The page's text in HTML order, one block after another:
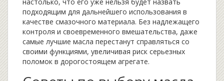
подходящим для дальнейшего использования в
качестве смазочного материала. Без надлежащего
контроля и своевременного вмешательства, даже
самые лучшие масла перестанут справляться со
своими функциями, увеличивая риск серьезных
поломок в дорогостоящем агрегате.